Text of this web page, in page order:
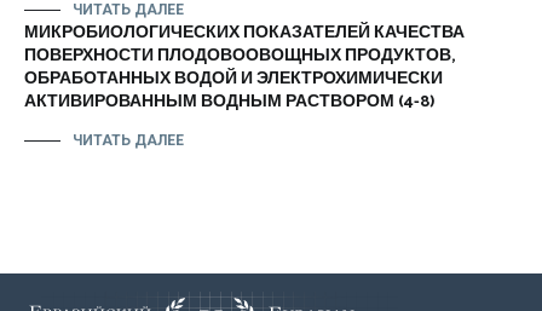
ЧИТАТЬ ДАЛЕЕ
МИКРОБИОЛОГИЧЕСКИХ ПОКАЗАТЕЛЕЙ КАЧЕСТВА
ПОВЕРХНОСТИ ПЛОДОВООВОЩНЫХ ПРОДУКТОВ,
ОБРАБОТАННЫХ ВОДОЙ И ЭЛЕКТРОХИМИЧЕСКИ
АКТИВИРОВАННЫМ ВОДНЫМ РАСТВОРОМ (4-8)
ЧИТАТЬ ДАЛЕЕ